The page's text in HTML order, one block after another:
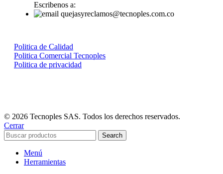
Escribenos a:
quejasyreclamos@tecnoples.com.co
Politica de Calidad
Politica Comercial Tecnoples
Politica de privacidad
© 2026 Tecnoples SAS. Todos los derechos reservados.
Cerrar
Search
Menú
Herramientas